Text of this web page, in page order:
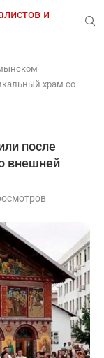
и
храм со
после
внешней